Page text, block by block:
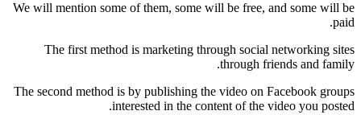
We will mention some of them, some will be free, and some will be
paid.
The first method is marketing through social networking sites
through friends and family.
The second method is by publishing the video on Facebook groups
interested in the content of the video you posted.